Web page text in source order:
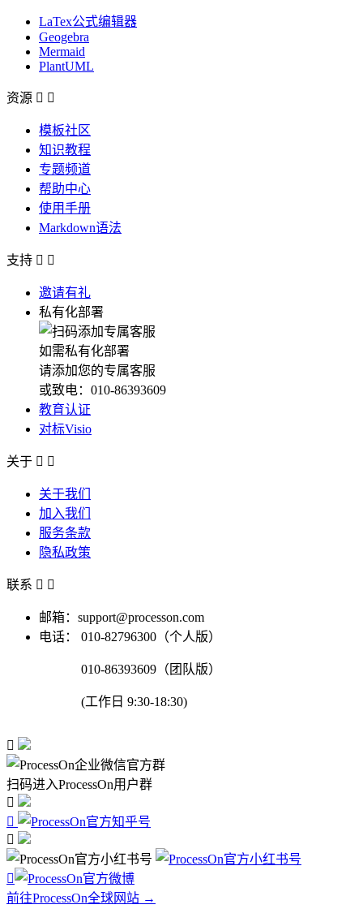
LaTex公式编辑器
Geogebra
Mermaid
PlantUML
资源  
模板社区
知识教程
专题频道
帮助中心
使用手册
Markdown语法
支持  
邀请有礼
私有化部署
如需私有化部署
请添加您的专属客服
或致电：010-86393609
教育认证
对标Visio
关于  
关于我们
加入我们
服务条款
隐私政策
联系  
邮箱：support@processon.com
电话：
010-82796300（个人版）
010-86393609（团队版）
(工作日 9:30-18:30)

扫码进入ProcessOn用户群




前往ProcessOn全球网站 →